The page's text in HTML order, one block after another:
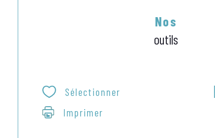
Nos
outils
Sélectionner
Imprimer